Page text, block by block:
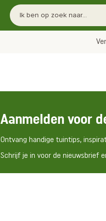
Aanmelden voor
Ontvang handige tuintips,
Schrijf je in voor de nieuwsbrief